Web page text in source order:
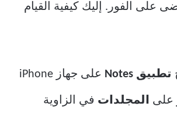
على الفور. إليك كيفية القيام
تطبيق Notes على جهاز iPhone
على المجلدات في الزاوية